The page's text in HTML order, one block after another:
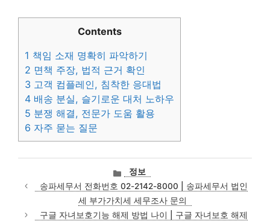
Contents
1 책임 소재 명확히 파악하기
2 면책 주장, 법적 근거 확인
3 고객 컴플레인, 침착한 응대법
4 배송 분실, 슬기로운 대처 노하우
5 분쟁 해결, 전문가 도움 활용
6 자주 묻는 질문
카
테
고
리
정보
송파세무서 전화번호 02-2142-8000 | 송파세무서 법인
세 부가가치세 세무조사 문의
구글 자녀보호기능 해제 방법 나이 | 구글 자녀보호 해제